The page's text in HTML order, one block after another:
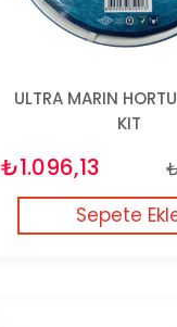
ULTRA MARIN
KIT
₺1.096,13
Sepete